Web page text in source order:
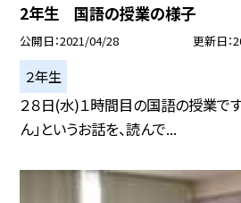
2年生 国語の授業の様子
公開日 2021/04/28 更新日
２年生
２８日(水)１時間目の国語の授業です
ん」というお話を、読んで...